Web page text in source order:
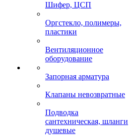
Шифер, ЦСП
Оргстекло, полимеры,
пластики
Вентиляционное
оборудование
Запорная арматура
Клапаны невозвратные
Подводка
сантехническая, шланги
душевые